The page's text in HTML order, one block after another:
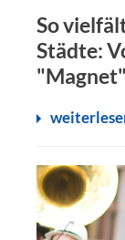
So
Städte: Von "Unerfahren" bis
"Magnet"